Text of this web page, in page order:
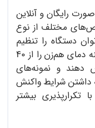
رایگان و آنلاین
مختلف از نوع
دستگاه را تنظیم
کرد. دانشمندان در نظر دارند دامنه دمای هم‌زن را از 40
دهند و نمونه‌های
داشتن شرایط واکنش
بیشتر